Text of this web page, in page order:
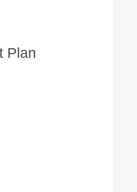
Plan